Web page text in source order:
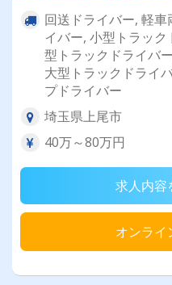
回送ドライバー, 軽
イバー, 小型トラッ
型トラックドライバ
大型トラックドライ
プドライバー
埼玉県上尾市
40万～80万円
求人内容
オンライ